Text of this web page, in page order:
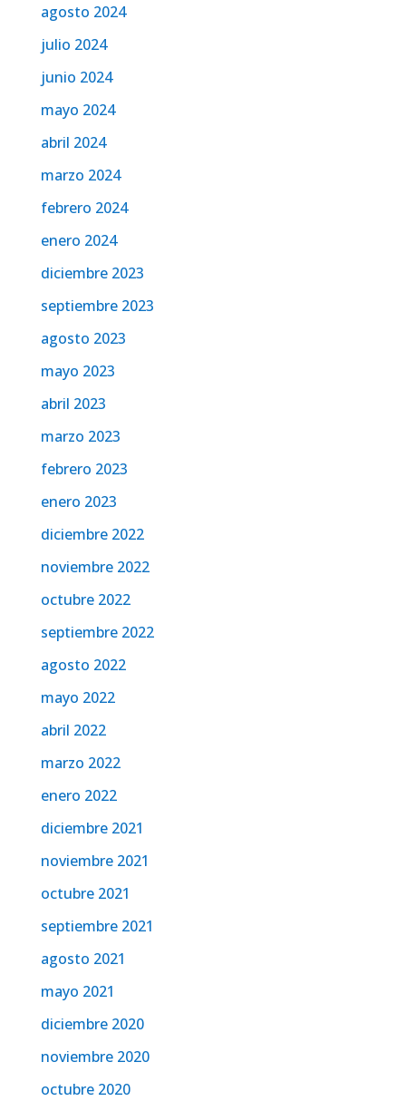
agosto 2024
julio 2024
junio 2024
mayo 2024
abril 2024
marzo 2024
febrero 2024
enero 2024
diciembre 2023
septiembre 2023
agosto 2023
mayo 2023
abril 2023
marzo 2023
febrero 2023
enero 2023
diciembre 2022
noviembre 2022
octubre 2022
septiembre 2022
agosto 2022
mayo 2022
abril 2022
marzo 2022
enero 2022
diciembre 2021
noviembre 2021
octubre 2021
septiembre 2021
agosto 2021
mayo 2021
diciembre 2020
noviembre 2020
octubre 2020